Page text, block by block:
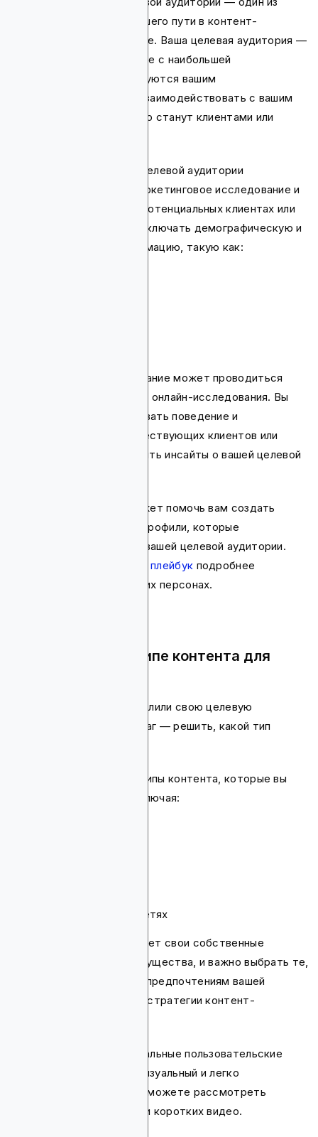
первых шагов в начале вашего пути в контент-
маркетинге в криптосфере. Ваша целевая аудитория —
это группа людей, которые с наибольшей
вероятностью заинтересуются вашим
криптопроектом, будут взаимодействовать с вашим
контентом и потенциально станут клиентами или
Для определения вашей целевой аудитории
необходимо провести маркетинговое исследование и
собрать данные о ваших потенциальных клиентах или
инвесторах. Это может включать демографическую и
психографическую информацию, такую как:
Маркетинговое исследование может проводиться
через опросы, интервью и онлайн-исследования. Вы
также можете анализировать поведение и
предпочтения ваших существующих клиентов или
инвесторов, чтобы получить инсайты о вашей целевой
Сбор и анализ данных может помочь вам создать
клиентские персоны или профили, которые
представляют сегменты вашей целевой аудитории.
Web3 маркетинговый плейбук подробнее
рассказывает о клиентских персонах.
Шаг 2: Решение о типе контента для
После того как вы определили свою целевую
аудиторию, следующий шаг — решить, какой тип
Существуют различные типы контента, которые вы
можете рассмотреть, включая:
посты в социальных сетях
Каждый тип контента имеет свои собственные
сильные стороны и преимущества, и важно выбрать те,
которые соответствуют предпочтениям вашей
аудитории и целям вашей стратегии контент-
Например, если ваши идеальные пользовательские
персоны предпочитают визуальный и легко
усваиваемый контент, вы можете рассмотреть
создание инфографики или коротких видео.